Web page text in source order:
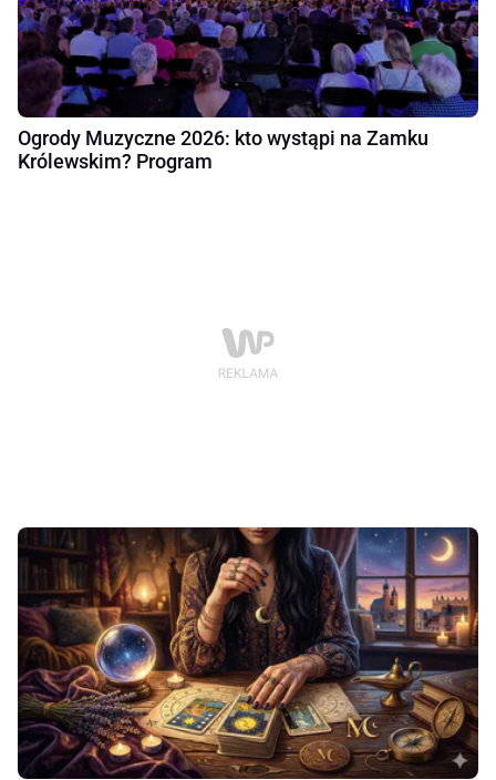
Ogrody Muzyczne 2026: kto wystąpi na Zamku
Królewskim? Program